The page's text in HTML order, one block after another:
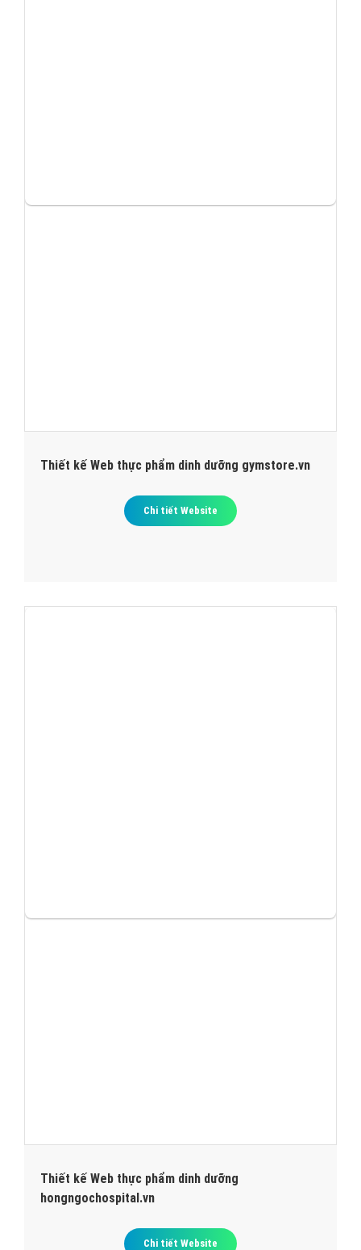
Thiết kế Web thực phẩm dinh dưỡng gymstore.vn
Chi tiết Website
Thiết kế Web thực phẩm dinh dưỡng
hongngochospital.vn
Chi tiết Website